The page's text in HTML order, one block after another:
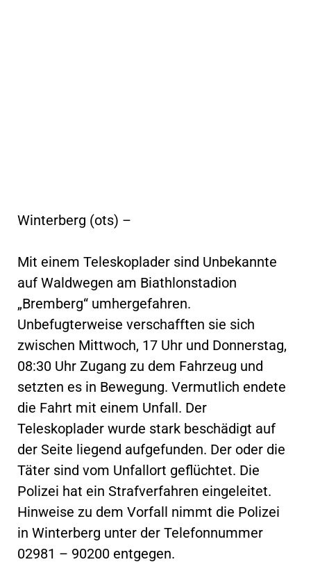
Winterberg (ots) –
Mit einem Teleskoplader sind Unbekannte
auf Waldwegen am Biathlonstadion
„Bremberg“ umhergefahren.
Unbefugterweise verschafften sie sich
zwischen Mittwoch, 17 Uhr und Donnerstag,
08:30 Uhr Zugang zu dem Fahrzeug und
setzten es in Bewegung. Vermutlich endete
die Fahrt mit einem Unfall. Der
Teleskoplader wurde stark beschädigt auf
der Seite liegend aufgefunden. Der oder die
Täter sind vom Unfallort geflüchtet. Die
Polizei hat ein Strafverfahren eingeleitet.
Hinweise zu dem Vorfall nimmt die Polizei
in Winterberg unter der Telefonnummer
02981 – 90200 entgegen.